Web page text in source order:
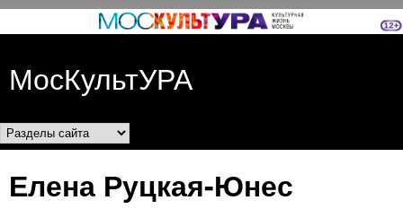
Перейти к основному
МосКультУРА
Разделы сайта
Елена Руцкая-Юнес